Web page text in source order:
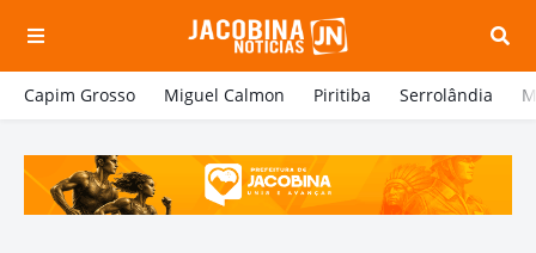
Capim Grosso Miguel Calmon Piritiba Serrolândia